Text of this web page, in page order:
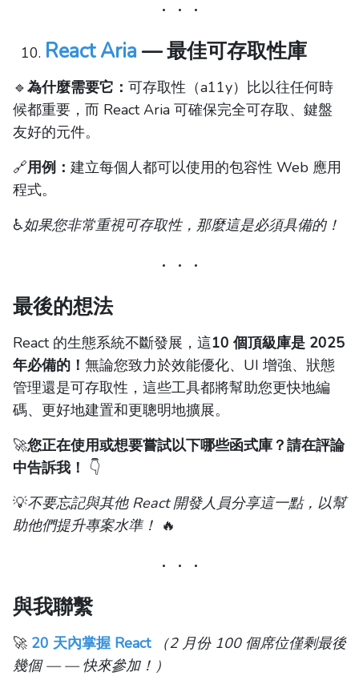
React Aria— 最佳可存取性庫
🔹為什麼需要它： 可存取性（a11y）比以往任何時
候都重要，而 React Aria 可確保完全可存取、鍵盤
友好的元件。
🔗用例： 建立每個人都可以使用的包容性 Web 應用
程式。
♿如果您非常重視可存取性，那麼這是必須具備的！
最後的想法
React 的生態系統不斷發展，這10 個頂級庫是 2025
年必備的！ 無論您致力於效能優化、UI 增強、狀態
管理還是可存取性，這些工具都將幫助您更快地編
碼、更好地建置和更聰明地擴展。
🚀您正在使用或想要嘗試以下哪些函式庫？請在評論
中告訴我！ 👇
💡不要忘記與其他 React 開發人員分享這一點，以幫
助他們提升專案水準！ 🔥
與我聯繫
🚀 20 天內掌握 React
（2 月份 100 個席位僅剩最後
幾個 — — 快來參加！）